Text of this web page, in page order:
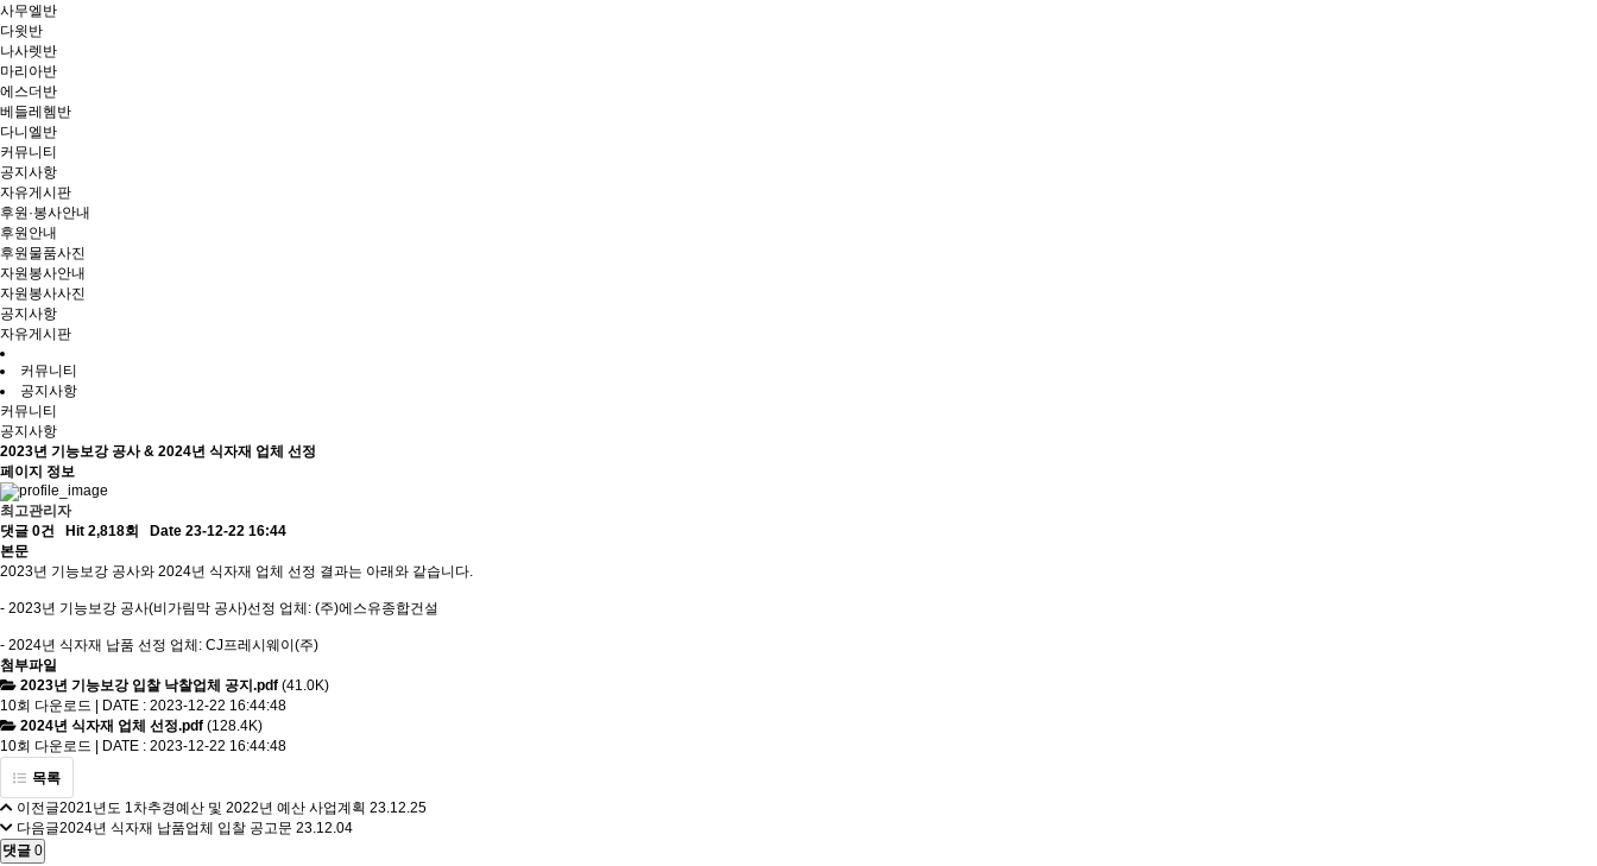
사무엘반
다윗반
나사렛반
마리아반
에스더반
베들레헴반
다니엘반
커뮤니티
공지사항
자유게시판
후원·봉사안내
후원안내
후원물품사진
자원봉사안내
자원봉사사진
공지사항
자유게시판
커뮤니티
공지사항
커뮤니티
공지사항
2023년 기능보강 공사 & 2024년 식자재 업체 선정
페이지 정보
최고관리자
댓글 0건
Hit 2,818회
Date 23-12-22 16:44
본문
2023년 기능보강 공사와 2024년 식자재 업체 선정 결과는 아래와 같습니다.
- 2023년 기능보강 공사(비가림막 공사)선정 업체: (주)에스유종합건설
- 2024년 식자재 납품 선정 업체: CJ프레시웨이(주)
첨부파일
2023년 기능보강 입찰 낙찰업체 공지.pdf (41.0K)
10회 다운로드 | DATE : 2023-12-22 16:44:48
2024년 식자재 업체 선정.pdf (128.4K)
10회 다운로드 | DATE : 2023-12-22 16:44:48
목록
이전글2021년도 1차추경예산 및 2022년 예산 사업계획 23.12.25
다음글2024년 식자재 납품업체 입찰 공고문 23.12.04
댓글 0